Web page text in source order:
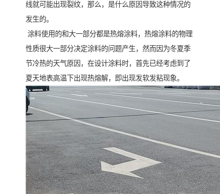
线就可能出现裂纹，那么，是什么原因导致这种情况的
发生的。
涂料使用的和大一部分都是热熔涂料，热熔涂料的物理
性质很大一部分决定涂料的问题产生，然而因为冬夏季
节冷热的天气原因，在设计涂料时，首先已经考虑到了
夏天地表高温下出现热熔解，即出现发软发粘现象。